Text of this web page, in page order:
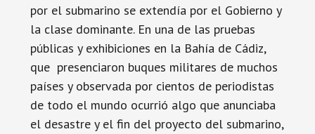
por el submarino se extendía por el Gobierno y
la clase dominante. En una de las pruebas
públicas y exhibiciones en la Bahía de Cádiz,
que presenciaron buques militares de muchos
países y observada por cientos de periodistas
de todo el mundo ocurrió algo que anunciaba
el desastre y el fin del proyecto del submarino,